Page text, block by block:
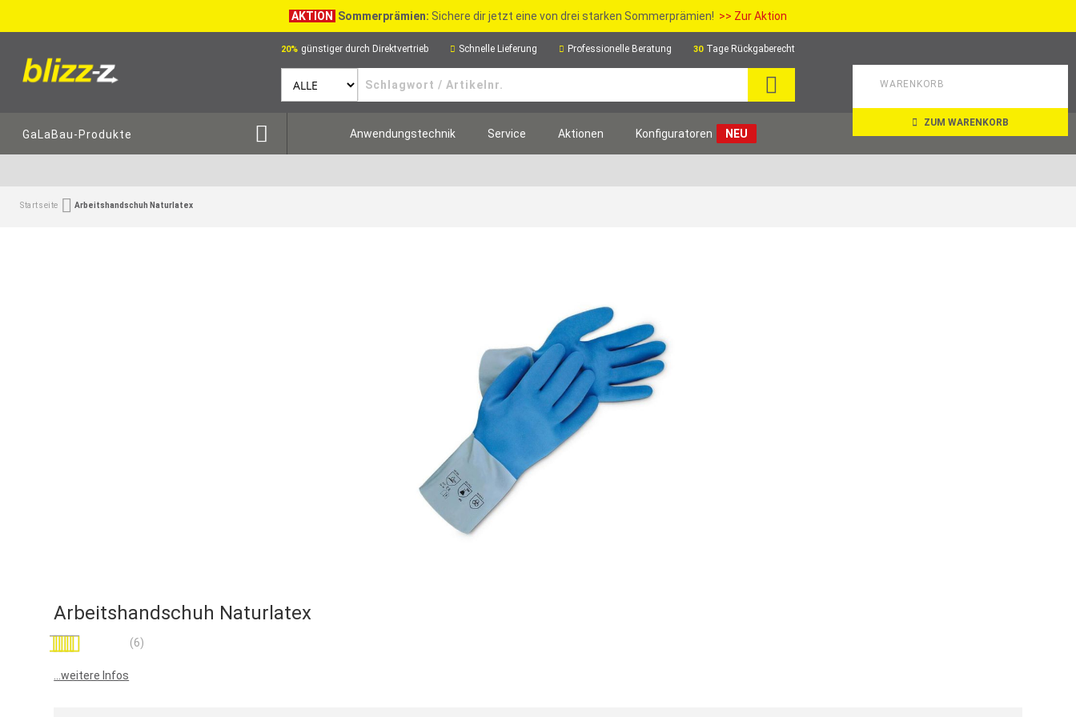
AKTION Sommerprämien: Sichere dir jetzt eine von drei starken Sommerprämien! >> Zur Aktion
20% günstiger durch Direktvertrieb Schnelle Lieferung Professionelle Beratung 30 Tage Rückgaberecht
WARENKORB
ZUM WARENKORB
GaLaBau-Produkte Anwendungstechnik Service Aktionen Konfiguratoren NEU
Startseite Arbeitshandschuh Naturlatex
Arbeitshandschuh Naturlatex
Bewertung: (6)
...weitere Infos